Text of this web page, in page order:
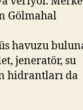
Gölmahal
havuzu
jeneratör, su
hidrantları da